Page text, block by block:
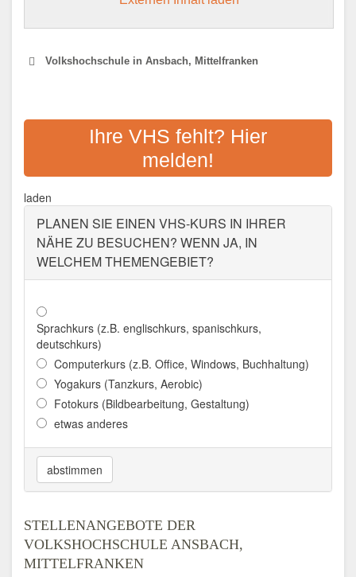
Volkshochschule in Ansbach, Mittelfranken
VHS ANSBACH LANDKREIS
Adresse: Crailsheimstraße 1, 91522 Ansbach
Adresse: Kanalstr. 2-12, 91522 Ansbach
Aktualisiert: August 2021
Ihre VHS fehlt? Hier
melden!
laden
PLANEN SIE EINEN VHS-KURS IN IHRER
NÄHE ZU BESUCHEN? WENN JA, IN
WELCHEM THEMENGEBIET?
Sprachkurs (z.B. englischkurs, spanischkurs,
deutschkurs)
Computerkurs (z.B. Office, Windows, Buchhaltung)
Yogakurs (Tanzkurs, Aerobic)
Fotokurs (Bildbearbeitung, Gestaltung)
etwas anderes
abstimmen
STELLENANGEBOTE DER
VOLKSHOCHSCHULE ANSBACH,
MITTELFRANKEN